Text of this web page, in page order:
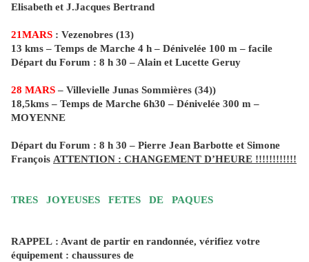
Elisabeth et J.Jacques Bertrand
21MARS : Vezenobres (13)
13 kms – Temps de Marche 4 h – Dénivelée 100 m – facile
Départ du Forum : 8 h 30 – Alain et Lucette Geruy
28 MARS – Villevielle Junas Sommières (34))
18,5kms – Temps de Marche 6h30 – Dénivelée 300 m –
MOYENNE
Départ du Forum : 8 h 30 – Pierre Jean Barbotte et Simone
François ATTENTION : CHANGEMENT D’HEURE !!!!!!!!!!!!
TRES JOYEUSES FETES DE PAQUES
RAPPEL : Avant de partir en randonnée, vérifiez votre
équipement : chaussures de